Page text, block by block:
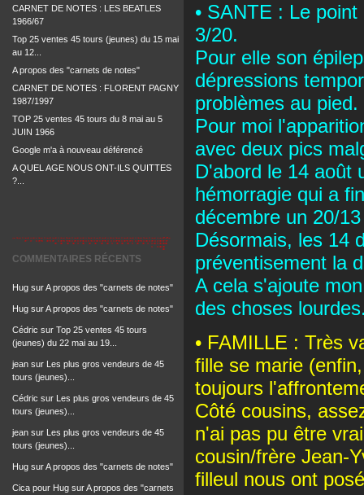
CARNET DE NOTES : LES BEATLES
1966/67
Top 25 ventes 45 tours (jeunes) du 15 mai
au 12...
A propos des "carnets de notes"
CARNET DE NOTES : FLORENT PAGNY
1987/1997
TOP 25 ventes 45 tours du 8 mai au 5
JUIN 1966
Google m'a à nouveau déférencé
A QUEL AGE NOUS ONT-ILS QUITTES
?...
COMMENTAIRES RÉCENTS
Hug surA propos des "carnets de notes"
Hug surA propos des "carnets de notes"
Cédric sur Top 25 ventes 45 tours
(jeunes) du 22 mai au 19...
jean sur Les plus gros vendeurs de 45
tours (jeunes)...
Cédric sur Les plus gros vendeurs de 45
tours (jeunes)...
jean sur Les plus gros vendeurs de 45
tours (jeunes)...
Hug surA propos des "carnets de notes"
Cica pour Hug surA propos des "carnets
• SANTE : Le
3/20.
Pour elle son
dépressions
problèmes au pied.
Pour moi
avec deux pics
D'abord le 14 août
hémorragie qui a
décembre un 20/
Désormais, les 14
préventisement la
A cela s'ajoute
des choses
• FAMILLE : Très
fille se marie
toujours
Côté cousins,
n'ai pas pu être
cousin/frère Jean-
filleul nous ont